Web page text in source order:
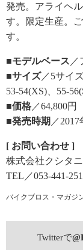
発売。アライヘ
す。限定生産。
す。
■モデルベース
■サイズ／5サイ
53-54(XS)、55-
■価格 ／64,800円
■発売時期 ／
[ お問い合わせ ]
株式会社クシタニ
TEL／053-441-
バイクブロス・マガジ
Twitterで